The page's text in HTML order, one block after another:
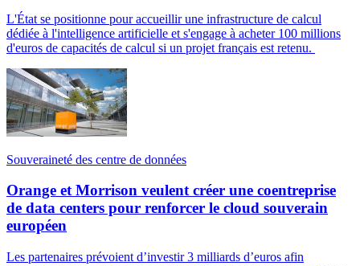
L'État se positionne pour accueillir une infrastructure de calcul
dédiée à l'intelligence artificielle et s'engage à acheter 100 millions
d'euros de capacités de calcul si un projet français est retenu.
Souveraineté des centre de données
Orange et Morrison veulent créer une coentreprise
de data centers pour renforcer le cloud souverain
européen
Les partenaires prévoient d’investir 3 milliards d’euros afin